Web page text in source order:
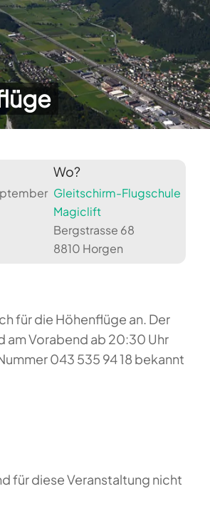
Wo?
Gleitschirm-Flugschule
Magiclift
Bergstrasse 68
8810 Horgen
für die Höhenflüge an. Der
am Vorabend ab 20:30 Uhr
043 535 94 18 bekannt
für diese Veranstaltung nicht